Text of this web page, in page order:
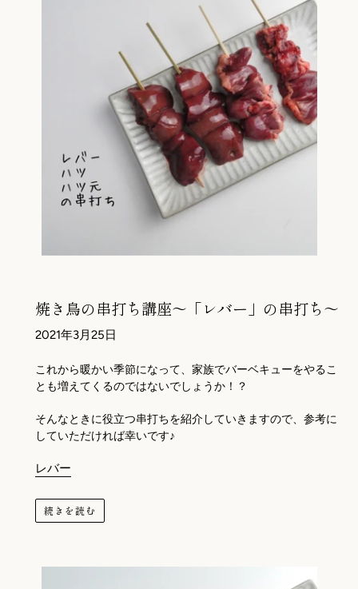
焼き鳥の串打ち講座～「レバー」の串打ち～
2021年3月25日
これから暖かい季節になって、家族でバーベキューをやるこ
とも増えてくるのではないでしょうか！？
そんなときに役立つ串打ちを紹介していきますので、参考に
していただければ幸いです♪
レバー
続きを読む